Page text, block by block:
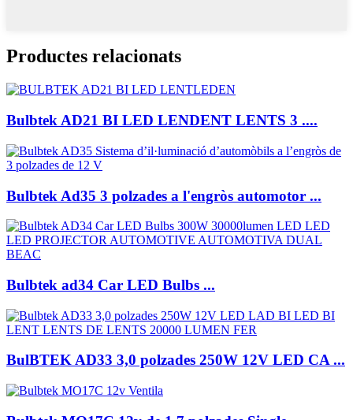
Productes relacionats
Bulbtek AD21 BI LED LENDENT LENTS 3 ....
Bulbtek Ad35 3 polzades a l'engròs automotor ...
Bulbtek ad34 Car LED Bulbs ...
BulBTEK AD33 3,0 polzades 250W 12V LED CA ...